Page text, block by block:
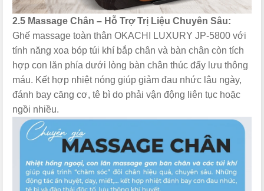
2.5 Massage Chân – Hỗ Trợ Trị Liệu Chuyên Sâu:
Ghế massage toàn thân OKACHI LUXURY JP-5800 với
tính năng xoa bóp túi khí bắp chân và bàn chân còn tích
hợp con lăn phía dưới lòng bàn chân thúc đẩy lưu thông
máu. Kết hợp nhiệt nóng giúp giảm đau nhức lâu ngày,
đánh bay căng cơ, tê bì do phải vận động liên tục hoặc
ngồi nhiều.